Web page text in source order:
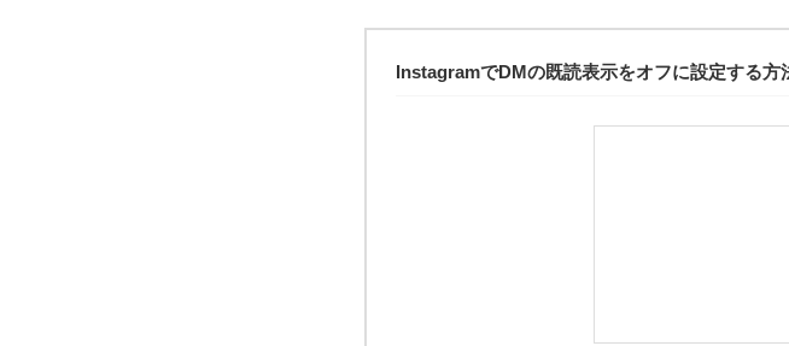
InstagramでDMの既読表示をオフに設定する方